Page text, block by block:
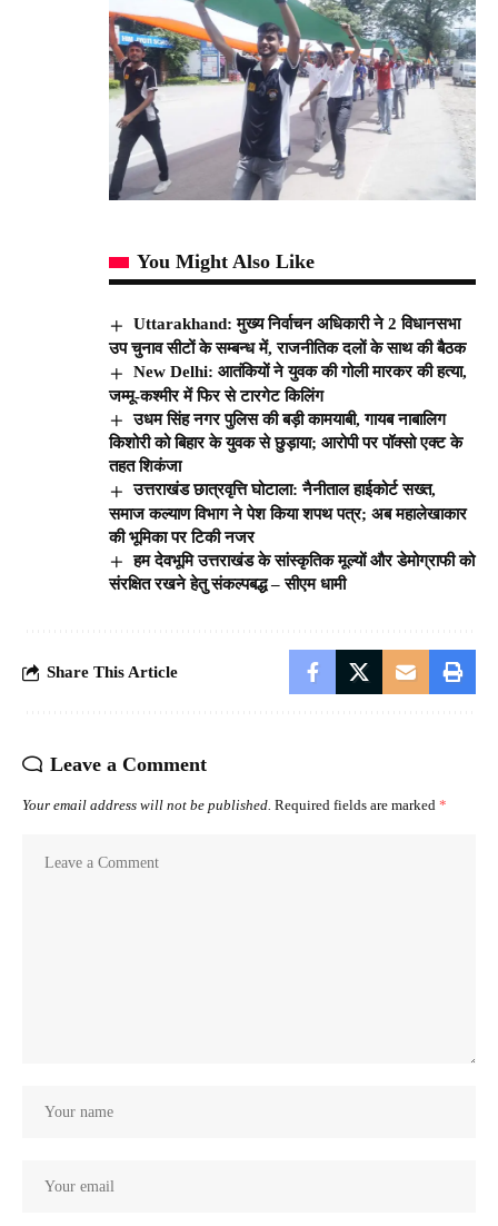
You Might Also Like
Uttarakhand: मुख्य निर्वाचन अधिकारी ने 2 विधानसभा
उप चुनाव सीटों के सम्बन्ध में, राजनीतिक दलों के साथ की बैठक
New Delhi: आतंकियों ने युवक की गोली मारकर की हत्या,
जम्मू-कश्मीर में फिर से टारगेट किलिंग
उधम सिंह नगर पुलिस की बड़ी कामयाबी, गायब नाबालिग
किशोरी को बिहार के युवक से छुड़ाया; आरोपी पर पॉक्सो एक्ट के
तहत शिकंजा
उत्तराखंड छात्रवृत्ति घोटाला: नैनीताल हाईकोर्ट सख्त,
समाज कल्याण विभाग ने पेश किया शपथ पत्र; अब महालेखाकार
की भूमिका पर टिकी नजर
हम देवभूमि उत्तराखंड के सांस्कृतिक मूल्यों और डेमोग्राफी को
संरक्षित रखने हेतु संकल्पबद्ध – सीएम धामी
Share This Article
Leave a Comment
Your email address will not be published. Required fields are marked *